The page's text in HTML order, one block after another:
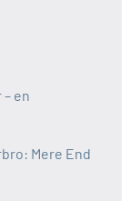
en
Mere End